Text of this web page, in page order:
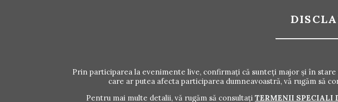
Prin participarea la evenimente live, confirmați că sunteți major și în
care ar putea afecta participarea dumneavoastră, vă rugăm să
Pentru mai multe detalii, vă rugăm să consultați TERMENII SPECIALI